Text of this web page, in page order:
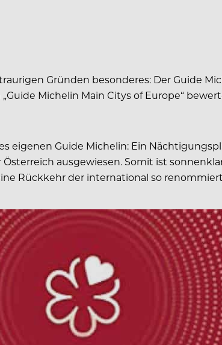
Gründen besonderes: Der Guide
Michelin Main CitysofEurope“
eigenen Guide Michelin: Ein
Österreich ausgewiesen. Somit ist
Rückkehr der international so